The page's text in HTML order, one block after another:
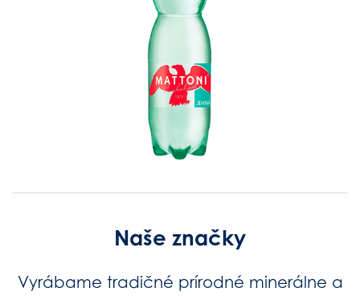
Naše značky
Vyrábame tradičné prírodné minerálne a